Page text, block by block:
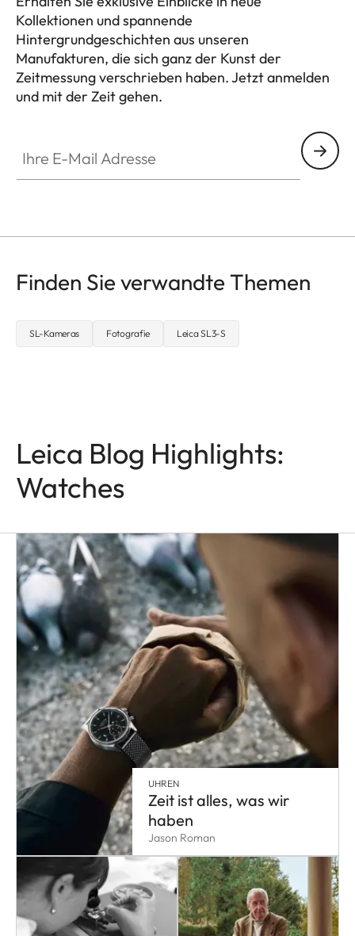
Kollektionen und spannende
Hintergrundgeschichten aus unseren
Manufakturen, die sich ganz der Kunst der
Zeitmessung verschrieben haben. Jetzt anmelden
und mit der Zeit gehen.
Finden Sie verwandte Themen
SL-Kameras Fotografie Leica SL3-S
Leica Blog Highlights:
Watches
UHREN
Zeit ist alles, was wir
haben
Jason Roman